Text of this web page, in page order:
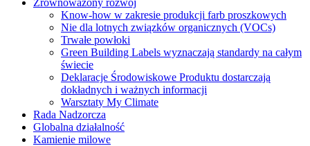
Know-how w zakresie produkcji farb proszkowych
Nie dla lotnych związków organicznych (VOCs)
Trwałe powłoki
Green Building Labels wyznaczają standardy na całym
świecie
Deklaracje Środowiskowe Produktu dostarczają
dokładnych i ważnych informacji
Warsztaty My Climate
Rada Nadzorcza
Globalna działalność
Kamienie milowe